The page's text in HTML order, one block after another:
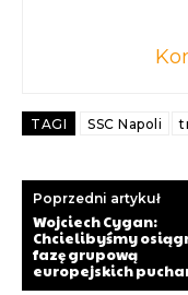
TAGI SSC Napoli
Poprzedni artykuł
Wojciech Cygan:
Chcielibyśmy
fazę grupową
europejskich